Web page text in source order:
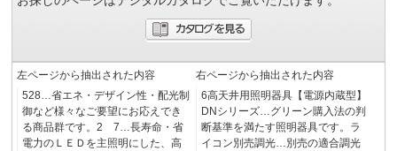
左ページから抽出された内容
528…省エネ・デザイン性・配光制
御など様々なご要望にお応えでき
る商品群です。2 7…長寿命・省
電力のＬＥＤを主照明にした、高
右ページから抽出された内容
6高天井用照明器具【電源内蔵型】
DNシリーズ…グリーン購入法の判
断基準を満たす照明器具です。ラ
イコン別売調光…別売の適合調光